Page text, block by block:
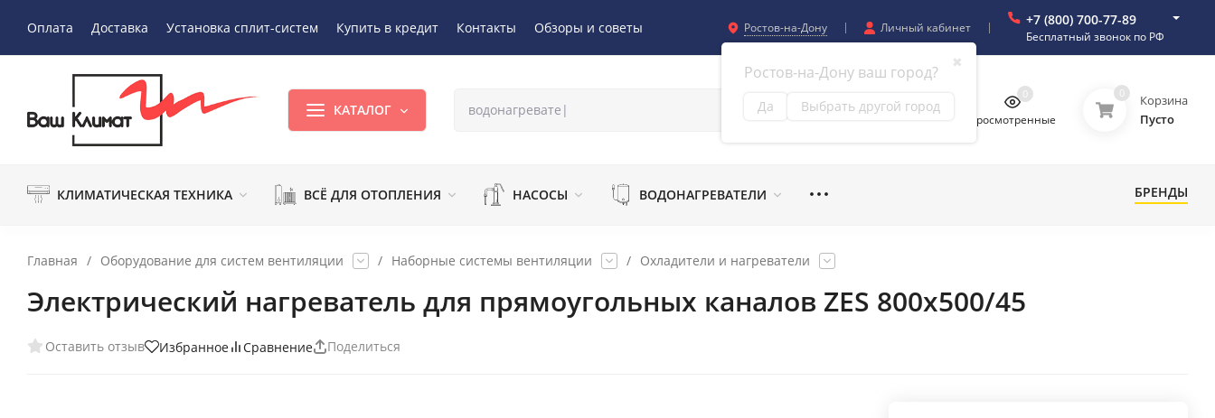
Оплата Доставка Установка сплит-систем Купить в кредит Контакты Обзоры и советы Ростов-на-Дону
✖
Ростов-на-Дону ваш город?
Да Выбрать другой город
Личный кабинет +7 (800) 700-77-89
Бесплатный звонок по РФ
КАТАЛОГ
Просмотренные
0 0
Корзина
Пусто
КЛИМАТИЧЕСКАЯ ТЕХНИКА ВСЁ ДЛЯ ОТОПЛЕНИЯ НАСОСЫ ВОДОНАГРЕВАТЕЛИ БРЕНДЫ
Главная / Оборудование для систем вентиляции / Наборные системы вентиляции / Охладители и нагреватели
Электрический нагреватель для прямоугольных каналов ZES 800x500/45
Оставить отзыв Избранное Сравнение Поделиться